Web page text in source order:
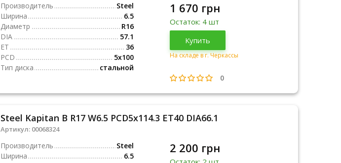
Производитель
Steel
Ширина
6.5
Диаметр
R16
DIA
57.1
ET
36
PCD
5x100
Тип диска
стальной
1 670 грн
Остаток: 4 шт
Купить
На складе в г. Черкассы
0
Steel Kapitan B R17 W6.5 PCD5x114.3 ET40 DIA66.1
Артикул: 00068324
Производитель
Steel
Ширина
6.5
2 200 грн